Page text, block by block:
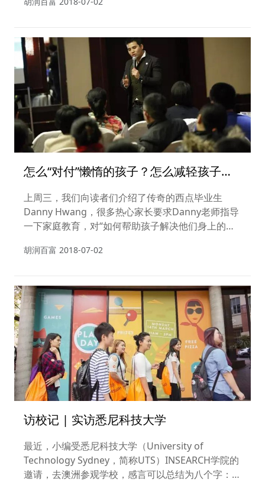
在本期的内容中Yoshi老师主要会和大家聊一聊关于
怎么“对付”懒惰的孩子？怎么减轻孩子的
逆反心理？教育专家说应该这么做
上周三，我们向读者们介绍了传奇的西点毕业生
Danny Hwang，很多热心家长要求Danny老师指导
一下家庭教育，对“如何帮助孩子解决他们身上的一
好，怎么缓解孩子的逆反心理等给一些建议~好的，
胡润百富 2018-07-02
访校记 | 实访悉尼科技大学
最近，小编受悉尼科技大学（University of
Technology Sydney，简称UTS）INSEARCH学院的
邀请，去澳洲参观学校，感言可以总结为八个字：久